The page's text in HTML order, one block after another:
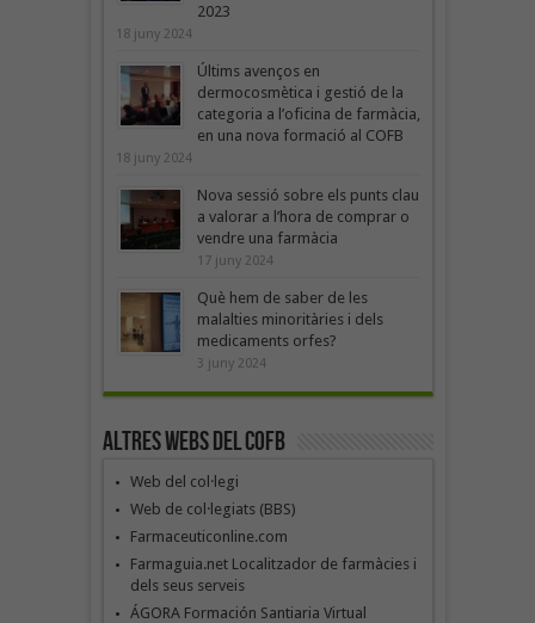
2023
18 juny 2024
Últims avenços en
dermocosmètica i gestió de la
categoria a l’oficina de farmàcia,
en una nova formació al COFB
18 juny 2024
Nova sessió sobre els punts clau
a valorar a l’hora de comprar o
vendre una farmàcia
17 juny 2024
Què hem de saber de les
malalties minoritàries i dels
medicaments orfes?
3 juny 2024
Altres webs del COFB
Web del col·legi
Web de col·legiats (BBS)
Farmaceuticonline.com
Farmaguia.net Localitzador de farmàcies i
dels seus serveis
ÁGORA Formación Santiaria Virtual